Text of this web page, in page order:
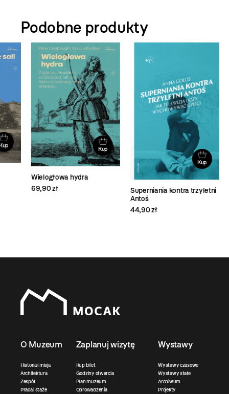
Podobne produkty
Kup
Wielogłowa hydra
69,90 zł
Kup
Superniania kontra trzyletni
Antoś
44,90 zł
O Muzeum
Historia i misja
Architektura
Zespół
Praca i staże
Zaplanuj wizytę
Kup bilet
Godziny otwarcia
Plan muzeum
Oprowadzenia
Wystawy
Wystawy czasowe
Wystawy stałe
Archiwum
Projekty